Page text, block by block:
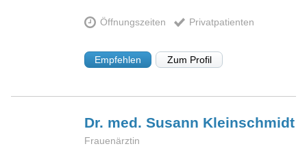
Öffnungszeiten Privatpatienten
Empfehlen Zum Profil
Dr. med. Susann Kleinschmidt
Frauenärztin